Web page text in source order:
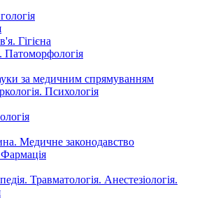
Гігієна
Патоморфологія
за медичним спрямуванням
Психологія
Медичне законодавство
Травматологія. Анестезіологія.